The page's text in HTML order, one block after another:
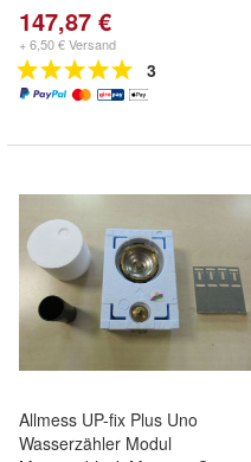
147,87 €
+ 6,50 € Versand
3
Allmess UP-fix Plus Uno
Wasserzähler Modul